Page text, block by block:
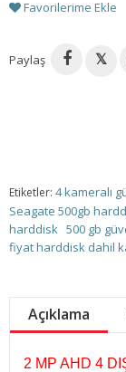
Favorilerime Ekle
Paylaş 𝕏
Etiketler: 4 kameralı
Seagate 500gb
harddisk 500 gb
fiyatharddisk dahil
Açıklama
2 MP AHD 4